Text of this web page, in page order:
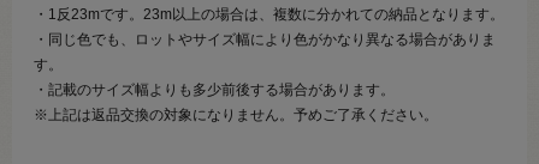
・1反23mです。23m以上の場合は、複数に分かれての納品となります。
・同じ色でも、ロットやサイズ幅により色がかなり異なる場合がありま
す。
・記載のサイズ幅よりも多少前後する場合があります。
※上記は返品交換の対象になりません。予めご了承ください。